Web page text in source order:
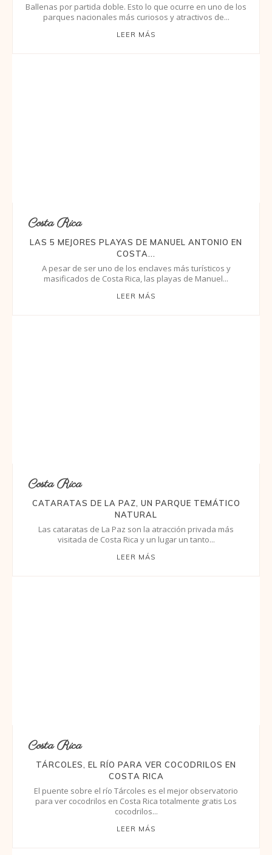
Ballenas por partida doble. Esto lo que ocurre en uno de los
parques nacionales más curiosos y atractivos de...
LEER MÁS
Costa Rica
LAS 5 MEJORES PLAYAS DE MANUEL ANTONIO EN
COSTA...
A pesar de ser uno de los enclaves más turísticos y
masificados de Costa Rica, las playas de Manuel...
LEER MÁS
Costa Rica
CATARATAS DE LA PAZ, UN PARQUE TEMÁTICO
NATURAL
Las cataratas de La Paz son la atracción privada más
visitada de Costa Rica y un lugar un tanto...
LEER MÁS
Costa Rica
TÁRCOLES, EL RÍO PARA VER COCODRILOS EN
COSTA RICA
El puente sobre el río Tárcoles es el mejor observatorio
para ver cocodrilos en Costa Rica totalmente gratis Los
cocodrilos...
LEER MÁS